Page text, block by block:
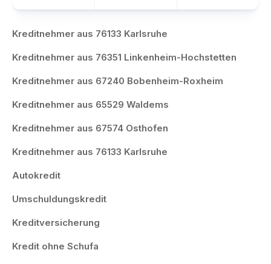
Kreditnehmer aus 76133 Karlsruhe
Kreditnehmer aus 76351 Linkenheim-Hochstetten
Kreditnehmer aus 67240 Bobenheim-Roxheim
Kreditnehmer aus 65529 Waldems
Kreditnehmer aus 67574 Osthofen
Kreditnehmer aus 76133 Karlsruhe
Autokredit
Umschuldungskredit
Kreditversicherung
Kredit ohne Schufa